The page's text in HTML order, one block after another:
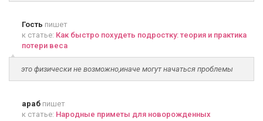
Гость пишет
к статье: Как быстро похудеть подростку: теория и практика
потери веса
это физически не возможно,иначе могут начаться проблемы
араб пишет
к статье: Народные приметы для новорожденных